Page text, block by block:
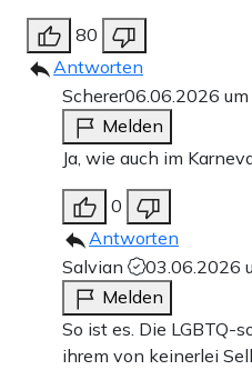
80
Antworten
Scherer06.06.2026
Melden
Ja, wie auch im
0
Antworten
Salvian
03.06.2026
Melden
So ist es. Die LGBTQ-
ihrem von keinerlei